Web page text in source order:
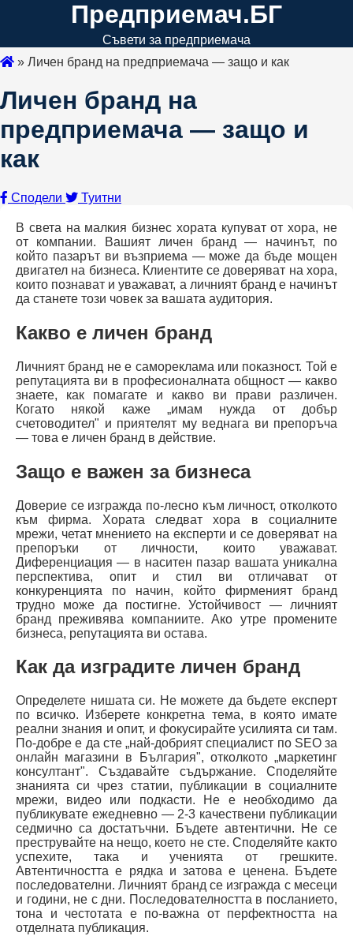
Предприемач.БГ
Съвети за предприемача
» Личен бранд на предприемача — защо и как
Личен бранд на
предприемача — защо и
как
Сподели Туитни
В света на малкия бизнес хората купуват от хора, не
от компании. Вашият личен бранд — начинът, по
който пазарът ви възприема — може да бъде мощен
двигател на бизнеса. Клиентите се доверяват на хора,
които познават и уважават, а личният бранд е начинът
да станете този човек за вашата аудитория.
Какво е личен бранд
Личният бранд не е самореклама или показност. Той е
репутацията ви в професионалната общност — какво
знаете, как помагате и какво ви прави различен.
Когато някой каже „имам нужда от добър
счетоводител" и приятелят му веднага ви препоръча
— това е личен бранд в действие.
Защо е важен за бизнеса
Доверие се изгражда по-лесно към личност, отколкото
към фирма. Хората следват хора в социалните
мрежи, четат мнението на експерти и се доверяват на
препоръки от личности, които уважават.
Диференциация — в наситен пазар вашата уникална
перспектива, опит и стил ви отличават от
конкуренцията по начин, който фирменият бранд
трудно може да постигне. Устойчивост — личният
бранд преживява компаниите. Ако утре промените
бизнеса, репутацията ви остава.
Как да изградите личен бранд
Определете нишата си. Не можете да бъдете експерт
по всичко. Изберете конкретна тема, в която имате
реални знания и опит, и фокусирайте усилията си там.
По-добре е да сте „най-добрият специалист по SEO за
онлайн магазини в България", отколкото „маркетинг
консултант". Създавайте съдържание. Споделяйте
знанията си чрез статии, публикации в социалните
мрежи, видео или подкасти. Не е необходимо да
публикувате ежедневно — 2-3 качествени публикации
седмично са достатъчни. Бъдете автентични. Не се
преструвайте на нещо, което не сте. Споделяйте както
успехите, така и ученията от грешките.
Автентичността е рядка и затова е ценена. Бъдете
последователни. Личният бранд се изгражда с месеци
и години, не с дни. Последователността в посланието,
тона и честотата е по-важна от перфектността на
отделната публикация.